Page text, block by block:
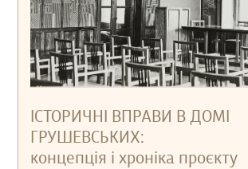
ІСТОРИЧНІ ВПРАВИ В ДОМІ
ГРУШЕВСЬКИХ:
концепція і хроніка проєкту